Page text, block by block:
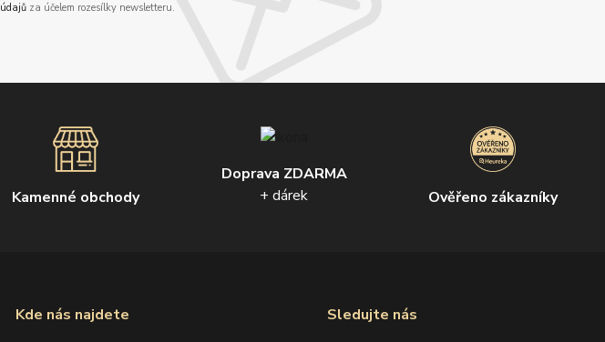
za účelem rozesílky newsletteru.
Kamenné obchody
Doprava ZDARMA
+ dárek
Ověřeno zákazníky
Kde nás najdete Sledujte nás